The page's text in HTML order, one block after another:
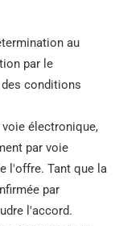
au
par le
conditions
électronique,
par voie
l'offre. Tant que la
par
l'accord.